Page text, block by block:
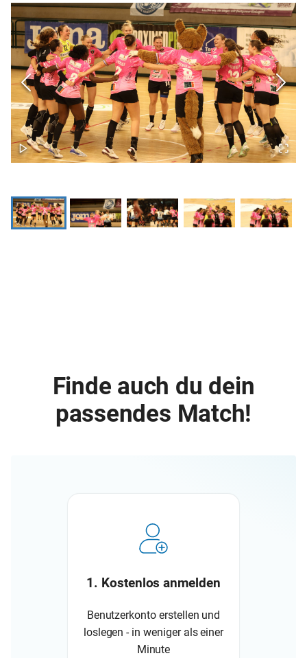
Finde auch du dein
passendes Match!
1. Kostenlos anmelden
Benutzerkonto erstellen und
loslegen - in weniger als einer
Minute